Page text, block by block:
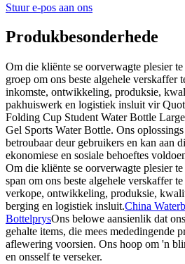
Stuur e-pos aan ons
Produkbesonderhede
Om die kliënte se oorverwagte plesier
groep om ons beste algehele verskaffer
inkomste, ontwikkeling, produksie,
pakhuiswerk en logistiek insluit vir
Folding Cup Student Water Bottle
Gel Sports Water Bottle. Ons
betroubaar deur gebruikers en kan aan
ekonomiese en sosiale behoeftes
Om die kliënte se oorverwagte plesier
span om ons beste algehele verskaffer
verkope, ontwikkeling, produksie,
berging en logistiek insluit.China
BottelprysOns belowe aansienlik dat
gehalte items, die mees mededingende
aflewering voorsien. Ons hoop om 'n
en onsself te verseker.